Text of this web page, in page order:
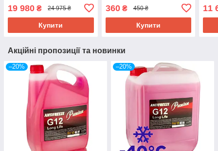
19 980 ₴ 24 975 ₴
Купити
360₴ 450 ₴
Купити
11
Акційні пропозиції та новинки
–20% –20%